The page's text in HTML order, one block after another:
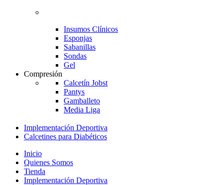
Insumos Clínicos
Esponjas
Sabanillas
Sondas
Gel
Compresión
Calcetín Jobst
Pantys
Gamballeto
Media Liga
Implementación Deportiva
Calcetines para Diabéticos
Inicio
Quienes Somos
Tienda
Implementación Deportiva